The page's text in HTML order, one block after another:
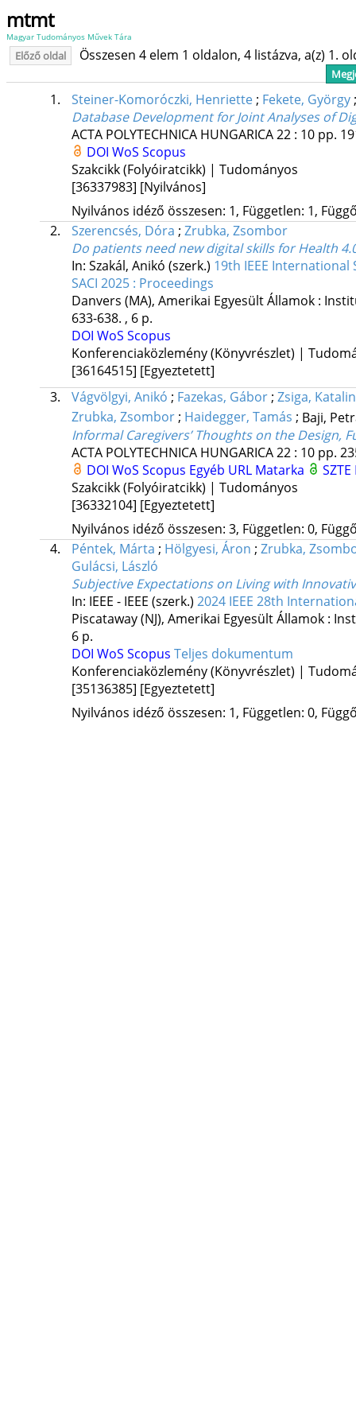
mtmt
Magyar Tudományos Művek Tára
Előző oldal Összesen 4 elem 1 oldalon, 4 listázva, a(z) 1.
1. Steiner-Komoróczki, Henriette; Fekete, György
Database Development for Joint Analyses of
ACTA POLYTECHNICA HUNGARICA22: 10 pp.
DOI WoS Scopus
Szakcikk (Folyóiratcikk) | Tudományos
[36337983] [Nyilvános]
Nyilvános idéző összesen: 1, Független: 1,
2.
Szerencsés, Dóra ; Zrubka, Zsombor
Do patients need new digital skills for Health
In: Szakál, Anikó (szerk.) 19th IEEE
SACI 2025 : Proceedings
Danvers (MA), Amerikai Egyesült Államok :
633-638. , 6 p.
DOI WoS Scopus
Konferenciaközlemény (Könyvrészlet) |
[36164515] [Egyeztetett]
3.
Vágvölgyi, Anikó ; Fazekas, Gábor; Zsiga, Katalin
Zrubka, Zsombor; Haidegger, Tamás ; Baji,
Informal Caregivers’ Thoughts on the Design,
ACTA POLYTECHNICA HUNGARICA22: 10 pp.
DOI WoS Scopus Egyéb URL Matarka
Szakcikk (Folyóiratcikk) | Tudományos
[36332104] [Egyeztetett]
Nyilvános idéző összesen: 3, Független: 0,
4.
Péntek, Márta ; Hölgyesi, Áron ; Zrubka,
Gulácsi, László
Subjective Expectations on Living with
In: IEEE - IEEE (szerk.) 2024 IEEE 28th
Piscataway (NJ), Amerikai Egyesült Államok :
6 p.
DOI WoS Scopus Teljes dokumentum
Konferenciaközlemény (Könyvrészlet) |
[35136385] [Egyeztetett]
Nyilvános idéző összesen: 1, Független: 0,